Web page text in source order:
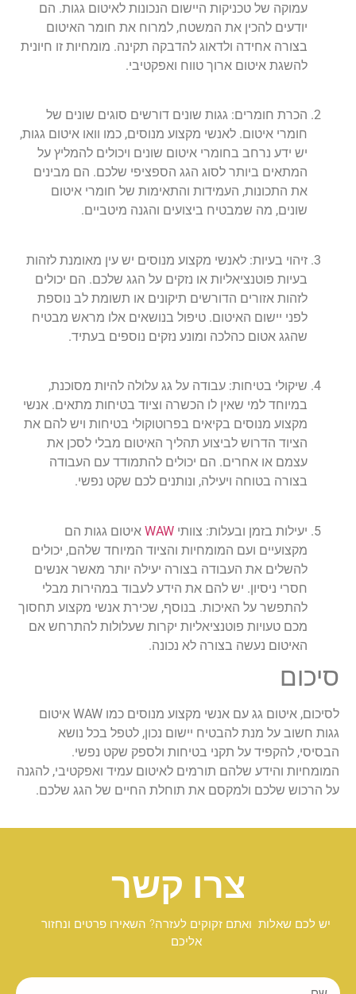
עמוקה של טכניקות היישום הנכונות לאיטום גגות. הם
יודעים להכין את המשטח, למרוח את חומר האיטום
בצורה אחידה ולדאוג להדבקה תקינה. מומחיות זו חיונית
להשגת איטום ארוך טווח ואפקטיבי.
הכרת חומרים: גגות שונים דורשים סוגים שונים של
חומרי איטום. לאנשי מקצוע מנוסים, כמו וואו איטום גגות,
יש ידע נרחב בחומרי איטום שונים ויכולים להמליץ ​​על
המתאים ביותר לסוג הגג הספציפי שלכם. הם מבינים
את התכונות, העמידות והתאימות של חומרי איטום
שונים, מה שמבטיח ביצועים והגנה מיטביים.
זיהוי בעיות: לאנשי מקצוע מנוסים יש עין מאומנת לזהות
בעיות פוטנציאליות או נזקים על הגג שלכם. הם יכולים
לזהות אזורים הדורשים תיקונים או תשומת לב נוספת
לפני יישום האיטום. טיפול בנושאים אלו מראש מבטיח
שהגג אטום כהלכה ומונע נזקים נוספים בעתיד.
שיקולי בטיחות: עבודה על גג עלולה להיות מסוכנת,
במיוחד למי שאין לו הכשרה וציוד בטיחות מתאים. אנשי
מקצוע מנוסים בקיאים בפרוטוקולי בטיחות ויש להם את
הציוד הדרוש לביצוע תהליך האיטום מבלי לסכן את
עצמם או אחרים. הם יכולים להתמודד עם העבודה
בצורה בטוחה ויעילה, ונותנים לכם שקט נפשי.
יעילות בזמן ובעלות: צוותי WAW איטום גגות הם
מקצועיים ועם המומחיות והציוד המיוחד שלהם, יכולים
להשלים את העבודה בצורה יעילה יותר מאשר אנשים
חסרי ניסיון. יש להם את הידע לעבוד במהירות מבלי
להתפשר על האיכות. בנוסף, שכירת אנשי מקצוע תחסוך
מכם טעויות פוטנציאליות יקרות שעלולות להתרחש אם
האיטום נעשה בצורה לא נכונה.
סיכום
לסיכום, איטום גג עם אנשי מקצוע מנוסים כמו WAW איטום
גגות חשוב על מנת להבטיח יישום נכון, לטפל בכל נושא
הבסיסי, להקפיד על תקני בטיחות ולספק שקט נפשי.
המומחיות והידע שלהם תורמים לאיטום עמיד ואפקטיבי, להגנה
על הרכוש שלכם ולמקסם את תוחלת החיים של הגג שלכם.
צרו קשר
יש לכם שאלות ואתם זקוקים לעזרה? השאירו פרטים ונחזור
אליכם